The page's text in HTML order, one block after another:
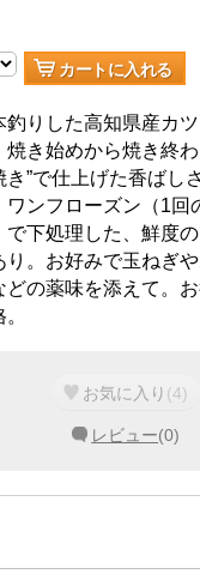
カートに入れる
釣りした高知県産カ
焼き始めから焼き終わ
き”で仕上げた香ばし
ワンフローズン（1回
で下処理した、鮮度
り。お好みで玉ねぎ
どの薬味を添えて。
お気に入り (4)
レビュー(0)